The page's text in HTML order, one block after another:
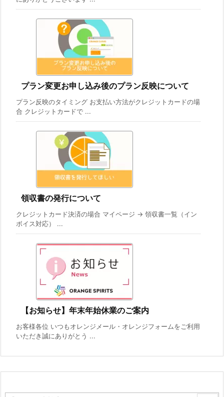
プラン変更お申し込み後のプラン反映について
プラン反映のタイミング お支払い方法がクレジットカードの場
合 クレジットカードで ...
領収書の発行について
クレジットカード決済の場合 マイページ -> 領収書一覧（イン
ボイス対応） ...
【お知らせ】年末年始休業のご案内
お客様各位 いつもオレンジメール・オレンジフォームをご利用
いただき誠にありがとう ...